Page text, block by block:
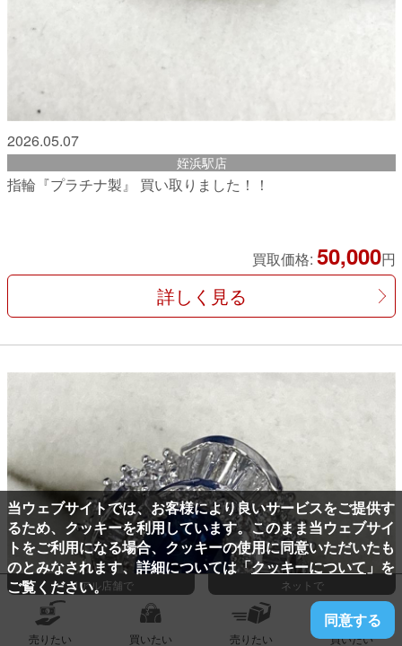
2026.05.07
姪浜駅店
指輪『プラチナ製』 買い取りました！！
買取価格: 50,000円
詳しく見る
リアル店舗で ネットで
売りたい 買いたい 売りたい 買いたい
当ウェブサイトでは、お客様により良いサービスをご提供す
るため、クッキーを利用しています。このまま当ウェブサイ
トをご利用になる場合、クッキーの使用に同意いただいたも
のとみなされます、詳細については「クッキーについて 」を
ご覧ください。
同意する